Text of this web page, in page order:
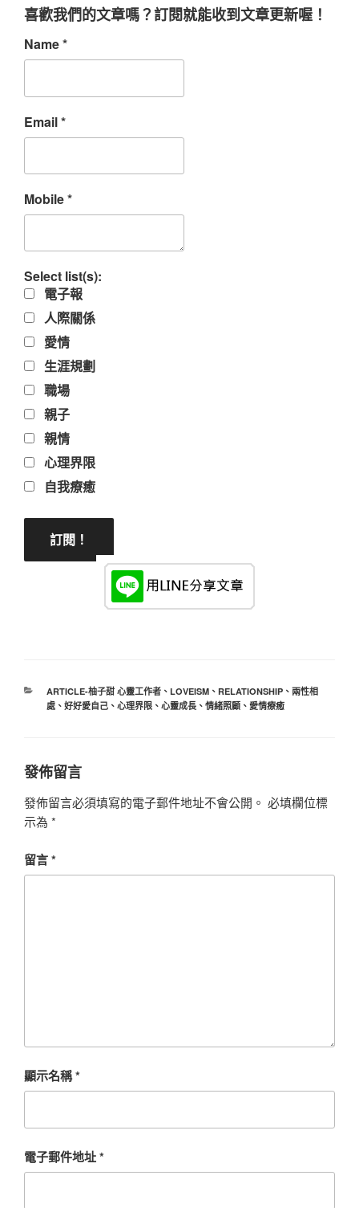
喜歡我們的文章嗎？訂閱就能收到文章更新喔！
Name*
Email*
Mobile*
Select list(s):
電子報
人際關係
愛情
生涯規劃
職場
親子
親情
心理界限
自我療癒
分
類
ARTICLE-柚子甜 心靈工作者、 LOVEISM、 RELATIONSHIP、 兩性相
處、 好好愛自己、 心理界限、 心靈成長、 情緒照顧、 愛情療癒
發佈留言
發佈留言必須填寫的電子郵件地址不會公開。 必填欄位標
示為 *
留言*
顯示名稱*
電子郵件地址*